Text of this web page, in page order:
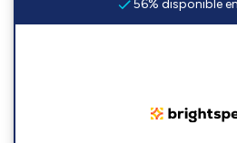
56% disponible